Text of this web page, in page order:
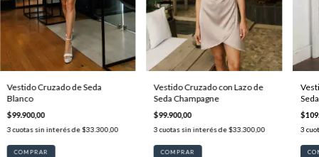
Vestido Cruzado de Seda
Blanco
$99.900,00
3 cuotas sin interés de$33.300,00
COMPRAR
Vestido Cruzado con Lazo de
Seda Champagne
$99.900,00
3 cuotas sin interés de$33.300,00
COMPRAR
3